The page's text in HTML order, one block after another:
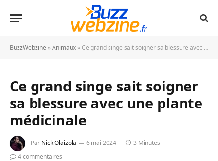
BuzzWebzine »Animaux » Ce grand singe sait soigner sa blessure avec une plante médicinale
Ce grand singe sait soigner
sa blessure avec une plante
médicinale
Par Nick Olaizola 6 mai 2024
3 Minutes
4 commentaires